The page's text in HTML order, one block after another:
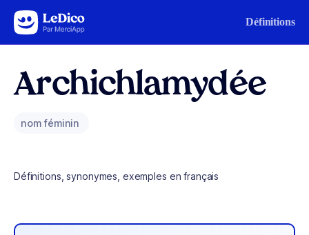
Aller au contenu Définitions
Archichlamydée
nom féminin
Définitions, synonymes, exemples en français